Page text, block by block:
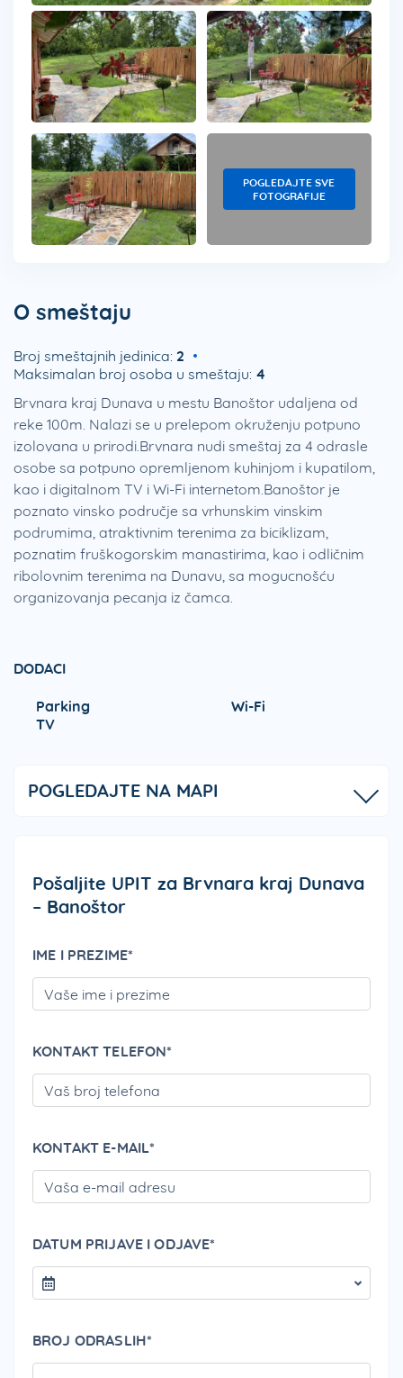
POGLEDAJTE SVE
FOTOGRAFIJE
O smeštaju
Broj smeštajnih jedinica: 2
Maksimalan broj osoba u smeštaju: 4
Brvnara kraj Dunava u mestu Banoštor udaljena od
reke 100m. Nalazi se u prelepom okruženju potpuno
izolovana u prirodi.Brvnara nudi smeštaj za 4 odrasle
osobe sa potpuno opremljenom kuhinjom i kupatilom,
kao i digitalnom TV i Wi-Fi internetom.Banoštor je
poznato vinsko područje sa vrhunskim vinskim
podrumima, atraktivnim terenima za biciklizam,
poznatim fruškogorskim manastirima, kao i odličnim
ribolovnim terenima na Dunavu, sa mogucnošću
organizovanja pecanja iz čamca.
DODACI
Parking
TV
Wi-Fi
POGLEDAJTE NA MAPI
Pošaljite UPIT za Brvnara kraj Dunava
– Banoštor
IME I PREZIME*
KONTAKT TELEFON*
KONTAKT E-MAIL*
DATUM PRIJAVE I ODJAVE*
BROJ ODRASLIH*